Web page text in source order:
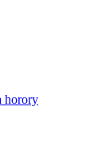
horory